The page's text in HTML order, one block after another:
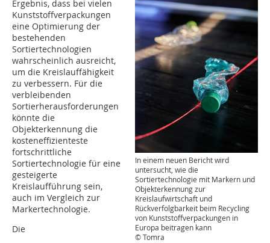
In einem neuen Bericht wird
untersucht, wie die
Sortiertechnologie mit Markern und
Objekterkennung zur
Kreislaufwirtschaft und
Rückverfolgbarkeit beim Recycling
von Kunststoffverpackungen in
Europa beitragen kann
© Tomra
Ergebnis, dass bei vielen
Kunststoffverpackungen
eine Optimierung der
bestehenden
Sortiertechnologien
wahrscheinlich ausreicht,
um die Kreislauffähigkeit
zu verbessern. Für die
verbleibenden
Sortierherausforderungen
könnte die
Objekterkennung die
kosteneffizienteste
fortschrittliche
Sortiertechnologie für eine
gesteigerte
Kreislaufführung sein,
auch im Vergleich zur
Markertechnologie.
Die